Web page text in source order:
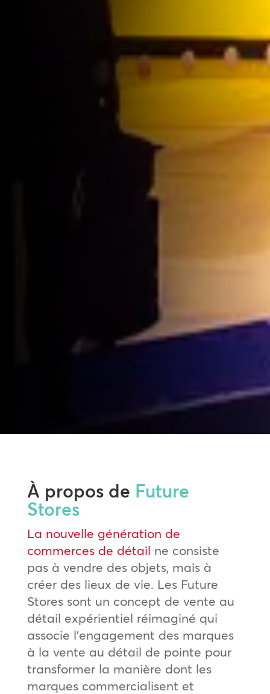
À propos de Future
Stores
La nouvelle génération de
commerces de détail ne consiste
pas à vendre des objets, mais à
créer des lieux de vie. Les Future
Stores sont un concept de vente au
détail expérientiel réimaginé qui
associe l’engagement des marques
à la vente au détail de pointe pour
transformer la manière dont les
marques commercialisent et